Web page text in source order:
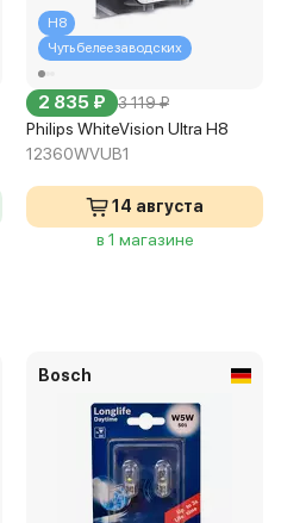
H8
Чуть белее заводских
2 835 ₽ 3 119 ₽
Philips WhiteVision Ultra H8
12360WVUB1
14 августа
в 1 магазине
Bosch